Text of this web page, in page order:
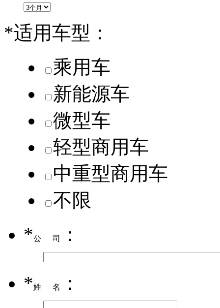
*适用车型：
乘用车
新能源车
微型车
轻型商用车
中重型商用车
不限
*公司 ：
*姓名 ：